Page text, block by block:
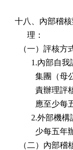
十八、內部稽
      理：
（一）評核方
1.內部
集團
責辦
應至
2.外部
少每五
（二）內部